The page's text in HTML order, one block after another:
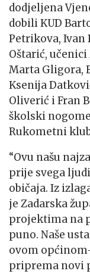
dodjeljena
dobili KUD
Petrikova, Ivan
Oštarić,
Marta Gligora,
Ksenija
Oliverić i Fran
školski
Rukometni
“Ovu našu
prije svega
običaja. Iz
je Zadarska
projektima na
puno. Naše
ovom
priprema novi